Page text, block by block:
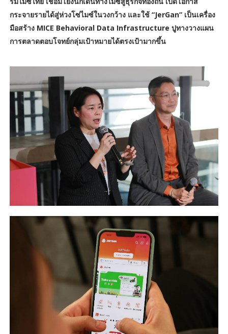
กระจายรายได้สู่ห่วงโซ่ไมซ์ในวงกว้าง และใช้ “JerGan” เป็นเครื่อง
มือสร้าง MICE Behavioral Data Infrastructure ปูทางวางแผน
การตลาดตอบโจทย์กลุ่มเป้าหมายได้ตรงเป้ามากขึ้น